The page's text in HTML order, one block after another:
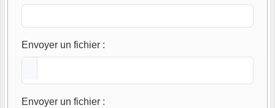
Envoyer un fichier :
Envoyer un fichier :